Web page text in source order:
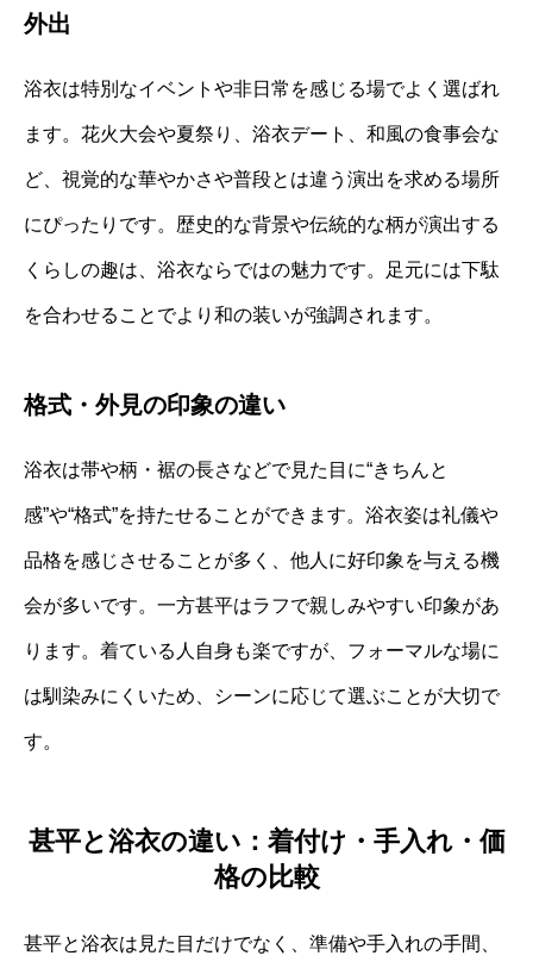
外出
浴衣は特別なイベントや非日常を感じる場でよく選ばれ
ます。花火大会や夏祭り、浴衣デート、和風の食事会な
ど、視覚的な華やかさや普段とは違う演出を求める場所
にぴったりです。歴史的な背景や伝統的な柄が演出する
くらしの趣は、浴衣ならではの魅力です。足元には下駄
を合わせることでより和の装いが強調されます。
格式・外見の印象の違い
浴衣は帯や柄・裾の長さなどで見た目に“きちんと
感”や“格式”を持たせることができます。浴衣姿は礼儀や
品格を感じさせることが多く、他人に好印象を与える機
会が多いです。一方甚平はラフで親しみやすい印象があ
ります。着ている人自身も楽ですが、フォーマルな場に
は馴染みにくいため、シーンに応じて選ぶことが大切で
す。
甚平と浴衣の違い：着付け・手入れ・価
格の比較
甚平と浴衣は見た目だけでなく、準備や手入れの手間、